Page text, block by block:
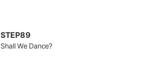
STEP89
Shall We Dance?